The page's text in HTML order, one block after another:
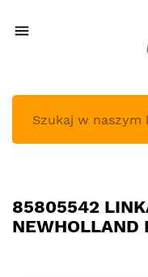

85805542
NEWHOLLAND